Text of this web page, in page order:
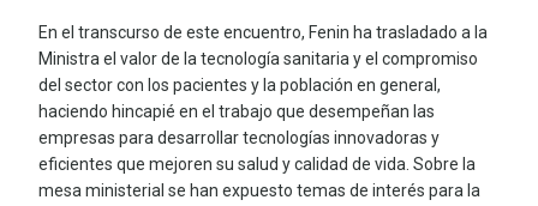
En el transcurso de este encuentro, Fenin ha trasladado a la
Ministra el valor de la tecnología sanitaria y el compromiso
del sector con los pacientes y la población en general,
haciendo hincapié en el trabajo que desempeñan las
empresas para desarrollar tecnologías innovadoras y
eficientes que mejoren su salud y calidad de vida. Sobre la
mesa ministerial se han expuesto temas de interés para la